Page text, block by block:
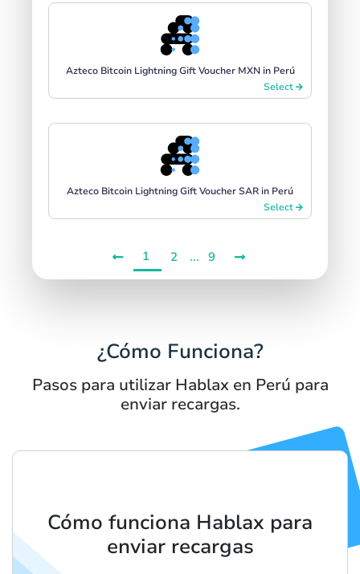
Azteco Bitcoin Lightning Gift Voucher MXN in Perú
Select
Azteco Bitcoin Lightning Gift Voucher SAR in Perú
Select
1 2 ... 9
¿Cómo Funciona?
Pasos para utilizar Hablax en Perú para
enviar recargas.
Cómo funciona Hablax para
enviar recargas